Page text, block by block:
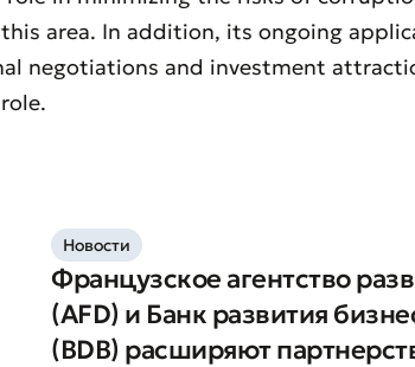
качество обслуживания
обращение
area. In addition, its ongoing
negotiations and investment
Новости
Французское агентство
(AFD) и Банк развития
(BDB) расширяют